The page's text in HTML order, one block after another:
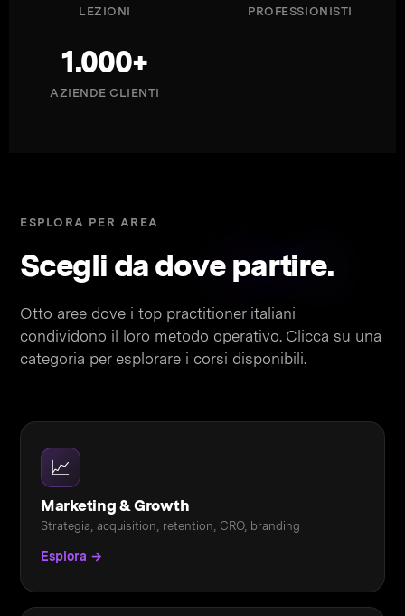
LEZIONI PROFESSIONISTI
1.000+
AZIENDE CLIENTI
ESPLORA PER AREA
Scegli da dovepartire.
Otto aree dove i top practitioner italiani
condividono il loro metodo operativo. Clicca su una
categoria per esplorare i corsi disponibili.
📈
Marketing & Growth
Strategia, acquisition, retention, CRO, branding
Esplora →